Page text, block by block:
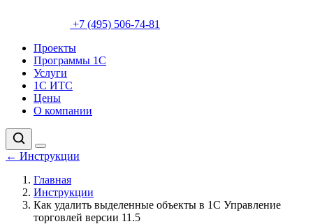
+7 (495) 506-74-81
Проекты
Программы 1С
Услуги
1С ИТС
Цены
О компании
← Инструкции
Главная
Инструкции
Как удалить выделенные объекты в 1С Управление
торговлей версии 11.5